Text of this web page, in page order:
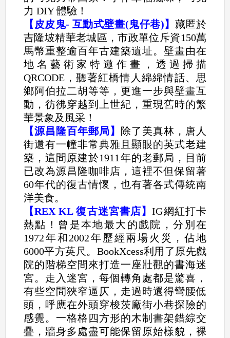
力 DIY 體驗！
【皮皮鬼- 互動式壁畫(鬼仔巷)】 藏匿於
吉隆坡精華老城區，市政單位斥資150萬
馬幣重整逾百年古建築遺址。壁畫由在
地名藝術家特邀作畫，透過掃描
QRCODE，聽著紅橋情人綿綿情話、思
鄉阿伯拉二胡等等，更進一步與壁畫互
動，彷彿穿越到上世紀，重現舊時的繁
華景象及風采！
【源昌隆百年郵局】 除了美真林，唐人
街還有一幢非常典雅且顯眼的英式老建
築，這間原建於1911年的老郵局，目前
已改為源昌隆咖啡店，這裡不但保留著
60年代的復古情懷，也有著各式傳統南
洋美食。
【REX KL 復古迷宮書店】IG網紅打卡
熱點！曾是本地最大的戲院，分別在
1972年和2002年歷經兩場火災，佔地
6000平方英尺。BookXcess利用了原先戲
院的階梯空間來打造一座壯觀的書海迷
宮。走入迷宮，每個轉角處都是驚喜，
有些空間狹窄逼仄，走過時還得彎腰低
頭，呼應在外頭穿梭茨廠街小巷探險的
感覺。一格格四方形的木制書架錯綜交
疊，牆身多處盡可能保留原始樣貌，裸